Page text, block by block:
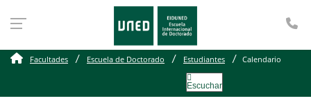
Calendario académico
Facultades Escuela de Doctorado Estudiantes Calendario
Escuchar